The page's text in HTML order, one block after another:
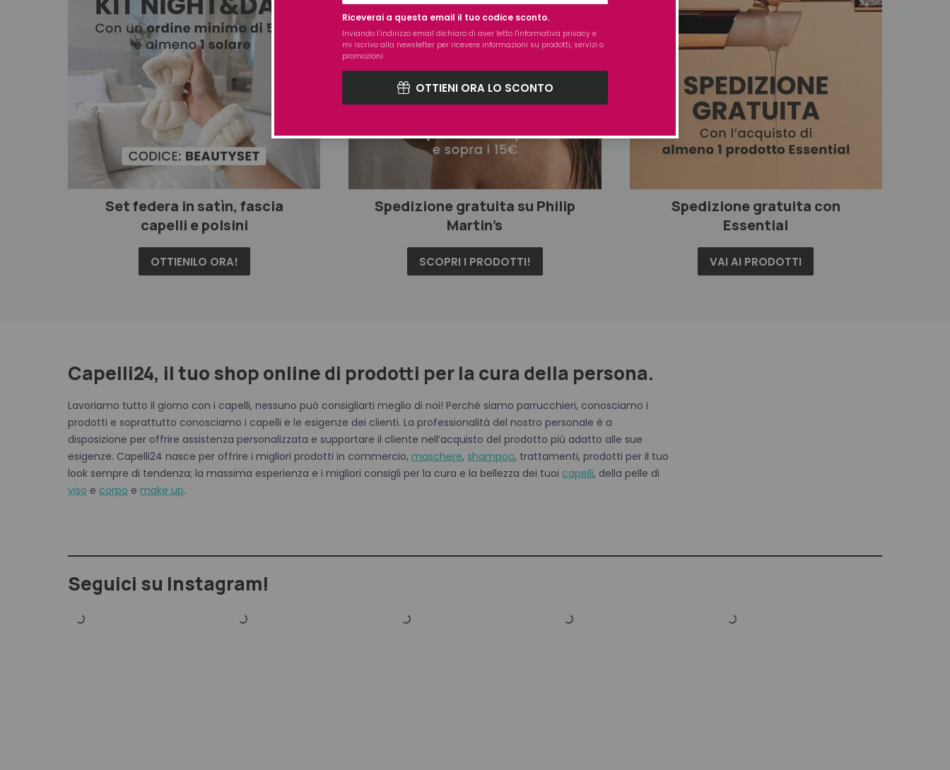
OTTIENI ORA LO SCONTO
Riceverai a questa email il tuo codice sconto.
Inviando l’indirizzo email dichiaro di aver letto l'informativa privacy e
mi iscrivo alla newsletter per ricevere informazioni su prodotti, servizi o
promozioni
Set federa in satìn, fascia
capelli e polsini
OTTIENILO ORA!
Spedizione gratuita su Philip
Martin’s
SCOPRI I PRODOTTI!
Spedizione gratuita con
Essential
VAI AI PRODOTTI
Capelli24, il tuo shop online di prodotti per la cura della persona.
Lavoriamo tutto il giorno con i capelli, nessuno può consigliarti meglio di noi! Perché siamo parrucchieri, conosciamo i
prodotti e soprattutto conosciamo i capelli e le esigenze dei clienti. La professionalità del nostro personale è a
disposizione per offrire assistenza personalizzata e supportare il cliente nell’acquisto del prodotto più adatto alle sue
esigenze. Capelli24 nasce per offrire i migliori prodotti in commercio, maschere, shampoo, trattamenti, prodotti per il tuo
look sempre di tendenza; la massima esperienza e i migliori consigli per la cura e la bellezza dei tuoi capelli, della pelle di
viso e corpo e make up.
Seguici su Instagram!